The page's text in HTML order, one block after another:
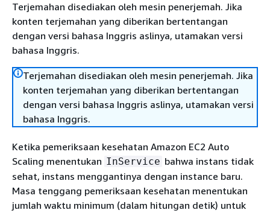
Terjemahan disediakan oleh mesin penerjemah. Jika
konten terjemahan yang diberikan bertentangan
dengan versi bahasa Inggris aslinya, utamakan versi
bahasa Inggris.
Terjemahan disediakan oleh mesin penerjemah. Jika
konten terjemahan yang diberikan bertentangan
dengan versi bahasa Inggris aslinya, utamakan versi
bahasa Inggris.
Ketika pemeriksaan kesehatan Amazon EC2 Auto
Scaling menentukan InService bahwa instans tidak
sehat, instans menggantinya dengan instance baru.
Masa tenggang pemeriksaan kesehatan menentukan
jumlah waktu minimum (dalam hitungan detik) untuk